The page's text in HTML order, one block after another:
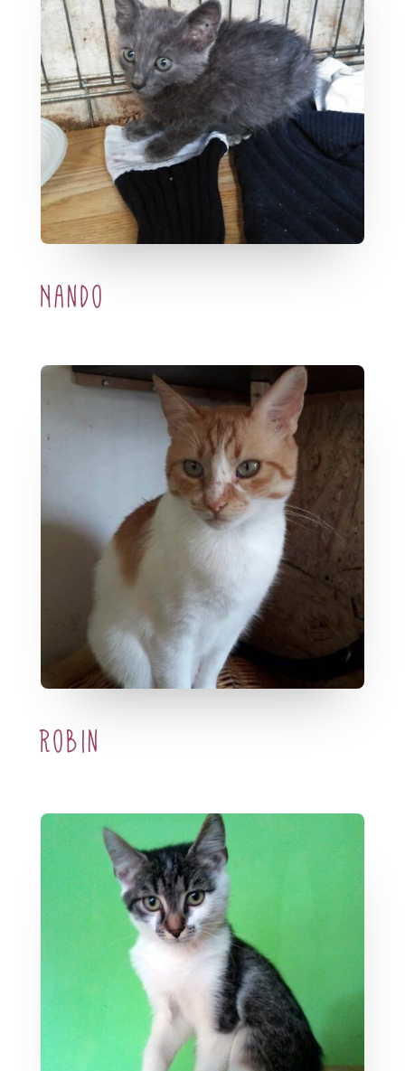
Nando
Robin